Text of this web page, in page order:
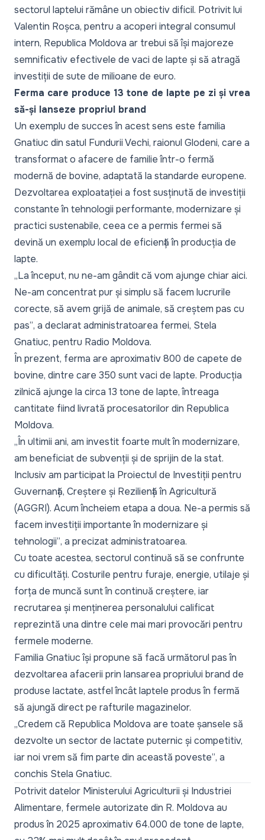
sectorul laptelui rămâne un obiectiv dificil. Potrivit lui
Valentin Roșca, pentru a acoperi integral consumul
intern, Republica Moldova ar trebui să își majoreze
semnificativ efectivele de vaci de lapte și să atragă
investiții de sute de milioane de euro.
Ferma care produce 13 tone de lapte pe zi și vrea
să-și lanseze propriul brand
Un exemplu de succes în acest sens este familia
Gnatiuc din satul Fundurii Vechi, raionul Glodeni, care a
transformat o afacere de familie într-o fermă
modernă de bovine, adaptată la standarde europene.
Dezvoltarea exploatației a fost susținută de investiții
constante în tehnologii performante, modernizare și
practici sustenabile, ceea ce a permis fermei să
devină un exemplu local de eficiență în producția de
lapte.
„La început, nu ne-am gândit că vom ajunge chiar aici.
Ne-am concentrat pur și simplu să facem lucrurile
corecte, să avem grijă de animale, să creștem pas cu
pas”, a declarat administratoarea fermei, Stela
Gnatiuc, pentru Radio Moldova.
În prezent, ferma are aproximativ 800 de capete de
bovine, dintre care 350 sunt vaci de lapte. Producția
zilnică ajunge la circa 13 tone de lapte, întreaga
cantitate fiind livrată procesatorilor din Republica
Moldova.
„În ultimii ani, am investit foarte mult în modernizare,
am beneficiat de subvenții și de sprijin de la stat.
Inclusiv am participat la Proiectul de Investiții pentru
Guvernanță, Creștere și Reziliență în Agricultură
(AGGRI). Acum încheiem etapa a doua. Ne-a permis să
facem investiții importante în modernizare și
tehnologii”, a precizat administratoarea.
Cu toate acestea, sectorul continuă să se confrunte
cu dificultăți. Costurile pentru furaje, energie, utilaje și
forța de muncă sunt în continuă creștere, iar
recrutarea și menținerea personalului calificat
reprezintă una dintre cele mai mari provocări pentru
fermele moderne.
Familia Gnatiuc își propune să facă următorul pas în
dezvoltarea afacerii prin lansarea propriului brand de
produse lactate, astfel încât laptele produs în fermă
să ajungă direct pe rafturile magazinelor.
„Credem că Republica Moldova are toate șansele să
dezvolte un sector de lactate puternic și competitiv,
iar noi vrem să fim parte din această poveste”, a
conchis Stela Gnatiuc.
Potrivit datelor Ministerului Agriculturii și Industriei
Alimentare, fermele autorizate din R. Moldova au
produs în 2025 aproximativ 64.000 de tone de lapte,